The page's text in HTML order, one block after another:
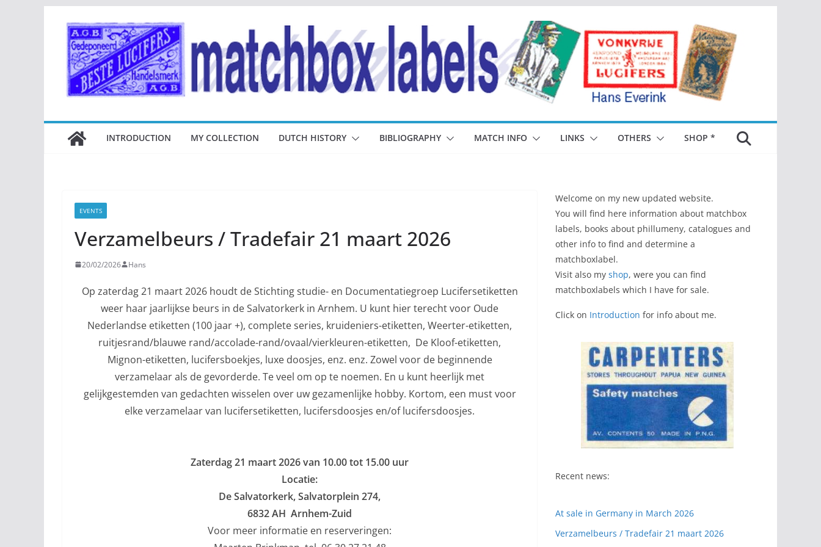
inhoud
INTRODUCTION MY COLLECTION DUTCH HISTORY BIBLIOGRAPHY MATCH INFO LINKS OTHERS SHOP *
EVENTS
Verzamelbeurs / Tradefair 21 maart 2026
20/02/2026 Hans
Op zaterdag 21 maart 2026 houdt de Stichting studie- en Documentatiegroep Lucifersetiketten
weer haar jaarlijkse beurs in de Salvatorkerk in Arnhem. U kunt hier terecht voor Oude
Nederlandse etiketten (100 jaar +), complete series, kruideniers-etiketten, Weerter-etiketten,
ruitjesrand/blauwe rand/accolade-rand/ovaal/vierkleuren-etiketten, De Kloof-etiketten,
Mignon-etiketten, lucifersboekjes, luxe doosjes, enz. enz. Zowel voor de beginnende
verzamelaar als de gevorderde. Te veel om op te noemen. En u kunt heerlijk met
gelijkgestemden van gedachten wisselen over uw gezamenlijke hobby. Kortom, een must voor
elke verzamelaar van lucifersetiketten, lucifersdoosjes en/of lucifersdoosjes.
Zaterdag 21 maart 2026 van 10.00 tot 15.00 uur
Locatie:
De Salvatorkerk, Salvatorplein 274,
6832 AH Arnhem-Zuid
Voor meer informatie en reserveringen:
Welcome on my new updated website.
You will find here information about matchbox
labels, books about phillumeny, catalogues and
other info to find and determine a
matchboxlabel.
Visit also my shop, were you can find
matchboxlabels which I have for sale.
Click on Introduction for info about me.
Recent news:
At sale in Germany in March 2026
Verzamelbeurs / Tradefair 21 maart 2026